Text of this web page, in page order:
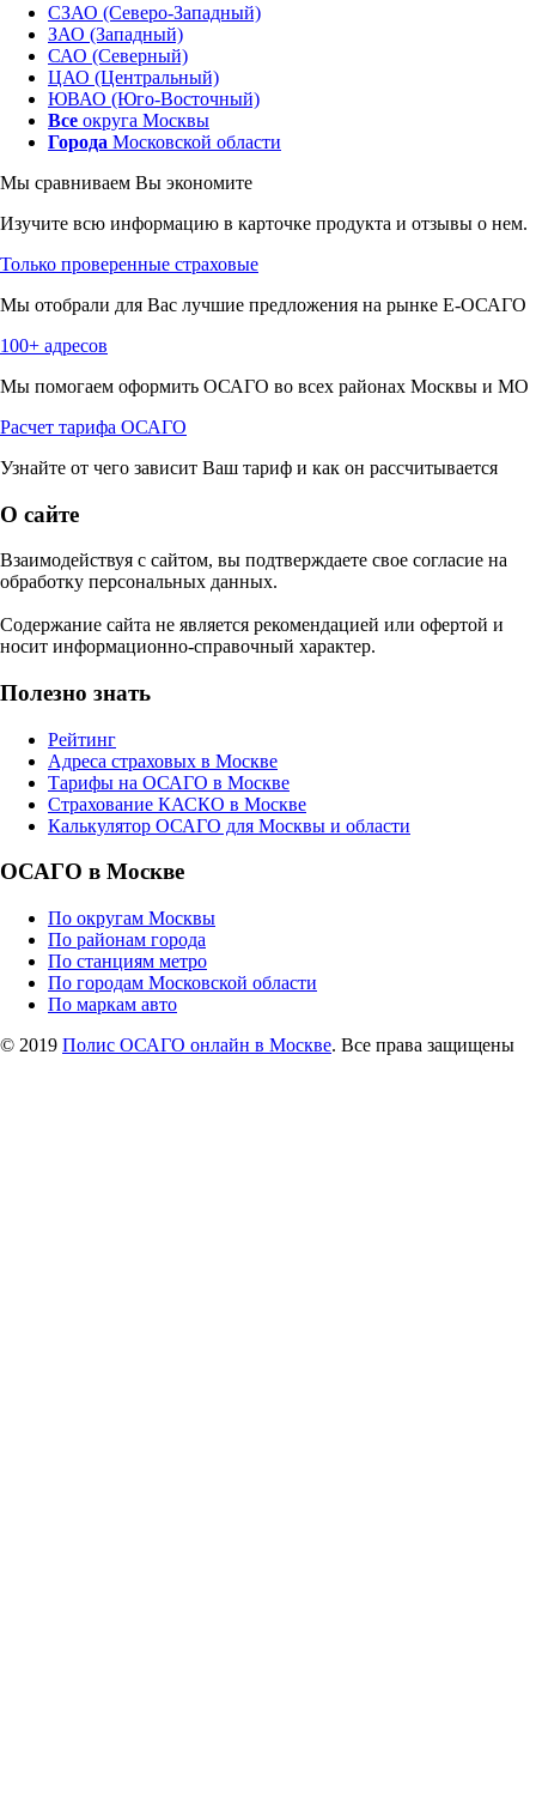
СЗАО (Северо-Западный)
ЗАО (Западный)
САО (Северный)
ЦАО (Центральный)
ЮВАО (Юго-Восточный)
Все округа Москвы
Города Московской области
Мы сравниваем Вы экономите
Изучите всю информацию в карточке продукта и отзывы о нем.
Только проверенные страховые
Мы отобрали для Вас лучшие предложения на рынке Е-ОСАГО
100+ адресов
Мы помогаем оформить ОСАГО во всех районах Москвы и МО
Расчет тарифа ОСАГО
Узнайте от чего зависит Ваш тариф и как он рассчитывается
О сайте
Взаимодействуя с сайтом, вы подтверждаете свое согласие на
обработку персональных данных.
Содержание сайта не является рекомендацией или офертой и
носит информационно-справочный характер.
Полезно знать
Рейтинг
Адреса страховых в Москве
Тарифы на ОСАГО в Москве
Страхование КАСКО в Москве
Калькулятор ОСАГО для Москвы и области
ОСАГО в Москве
По округам Москвы
По районам города
По станциям метро
По городам Московской области
По маркам авто
© 2019 Полис ОСАГО онлайн в Москве. Все права защищены